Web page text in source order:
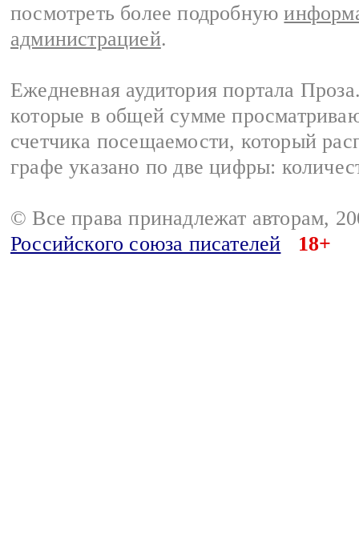
посмотреть более подробную
администрацией.
Ежедневная аудитория портала
которые в общей сумме
счетчика посещаемости, который
графе указано по две цифры:
© Все права принадлежат авторам,
Российского союза писателей
18+